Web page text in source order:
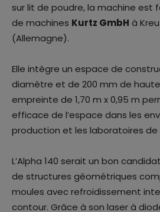
sur lit de poudre, la machine est
de machines Kurtz GmbH à
(Allemagne).
Elle intègre un espace de
diamètre et de 200 mm de
empreinte de 1,70 m x 0,95 m
efficace de l’espace dans les
production et les laboratoires de
L’Alpha 140 serait un bon
de structures géométriques
moules avec refroidissement
contour. Grâce à son laser à